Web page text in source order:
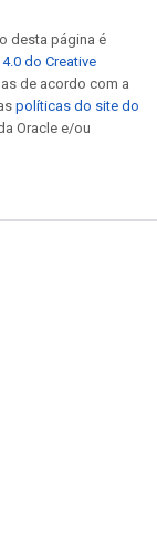
desta página é
do Creative
de acordo com a
políticas do site do
Oracle e/ou